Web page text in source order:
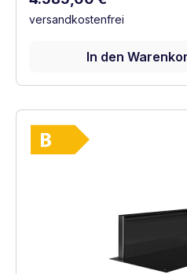
versandkostenfrei
In den